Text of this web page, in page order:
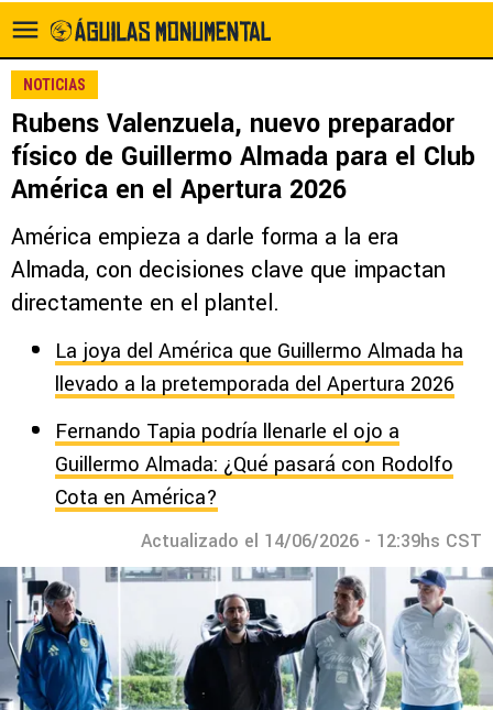
NOTICIAS
Rubens Valenzuela, nuevo preparador
físico de Guillermo Almada para el Club
América en el Apertura 2026
América empieza a darle forma a la era
Almada, con decisiones clave que impactan
directamente en el plantel.
La joya del América que Guillermo Almada ha
llevado a la pretemporada del Apertura 2026
Fernando Tapia podría llenarle el ojo a
Guillermo Almada: ¿Qué pasará con Rodolfo
Cota en América?
Actualizado el 14/06/2026 - 12:39hs CST